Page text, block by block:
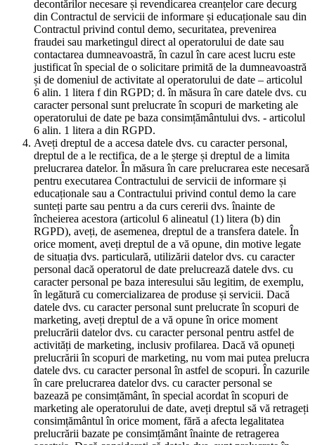
decontărilor necesare și revendicarea creanțelor care decurg
din Contractul de servicii de informare și educaționale sau din
Contractul privind contul demo, securitatea, prevenirea
fraudei sau marketingul direct al operatorului de date sau
contactarea dumneavoastră, în cazul în care acest lucru este
justificat în special de o solicitare primită de la dumneavoastră
și de domeniul de activitate al operatorului de date – articolul
6 alin. 1 litera f din RGPD; d. în măsura în care datele dvs. cu
caracter personal sunt prelucrate în scopuri de marketing ale
operatorului de date pe baza consimțământului dvs. - articolul
6 alin. 1 litera a din RGPD.
Aveți dreptul de a accesa datele dvs. cu caracter personal,
dreptul de a le rectifica, de a le șterge și dreptul de a limita
prelucrarea datelor. În măsura în care prelucrarea este necesară
pentru executarea Contractului de servicii de informare și
educaționale sau a Contractului privind contul demo la care
sunteți parte sau pentru a da curs cererii dvs. înainte de
încheierea acestora (articolul 6 alineatul (1) litera (b) din
RGPD), aveți, de asemenea, dreptul de a transfera datele. În
orice moment, aveți dreptul de a vă opune, din motive legate
de situația dvs. particulară, utilizării datelor dvs. cu caracter
personal dacă operatorul de date prelucrează datele dvs. cu
caracter personal pe baza interesului său legitim, de exemplu,
în legătură cu comercializarea de produse și servicii. Dacă
datele dvs. cu caracter personal sunt prelucrate în scopuri de
marketing, aveți dreptul de a vă opune în orice moment
prelucrării datelor dvs. cu caracter personal pentru astfel de
activități de marketing, inclusiv profilarea. Dacă vă opuneți
prelucrării în scopuri de marketing, nu vom mai putea prelucra
datele dvs. cu caracter personal în astfel de scopuri. În cazurile
în care prelucrarea datelor dvs. cu caracter personal se
bazează pe consimțământ, în special acordat în scopuri de
marketing ale operatorului de date, aveți dreptul să vă retrageți
consimțământul în orice moment, fără a afecta legalitatea
prelucrării bazate pe consimțământ înainte de retragerea